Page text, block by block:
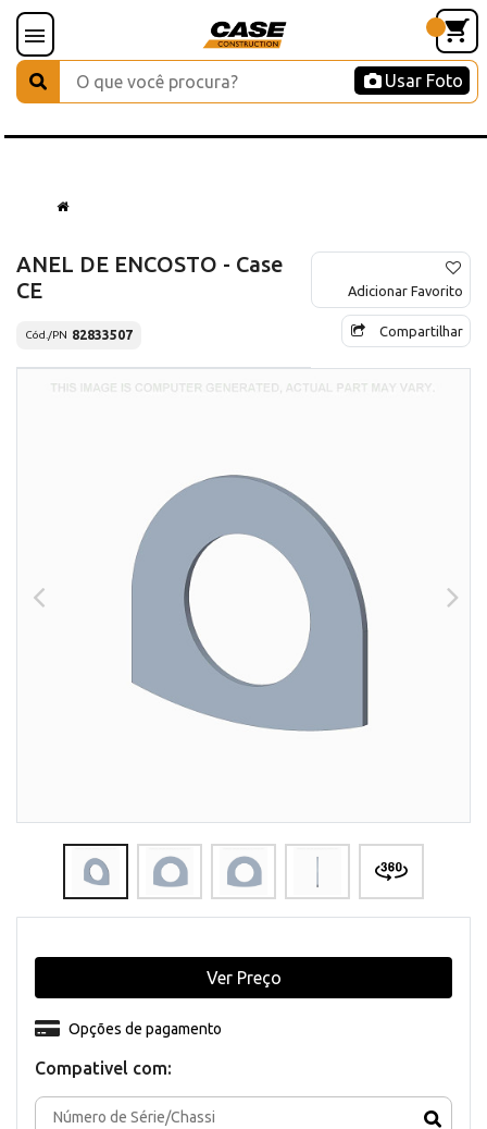
Usar Foto
ANEL DE ENCOSTO - Case
CE
Cód./PN 82833507
Adicionar Favorito
Compartilhar
Compativel com:
Opções de pagamento
Ver Preço